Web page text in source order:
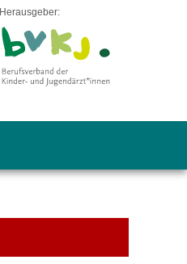
Herausgeber: